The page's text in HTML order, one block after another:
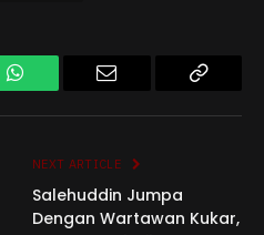
WhatsApp Email
Copy
NEXT ARTICLE
Salehuddin Jumpa
Dengan Wartawan Kukar,